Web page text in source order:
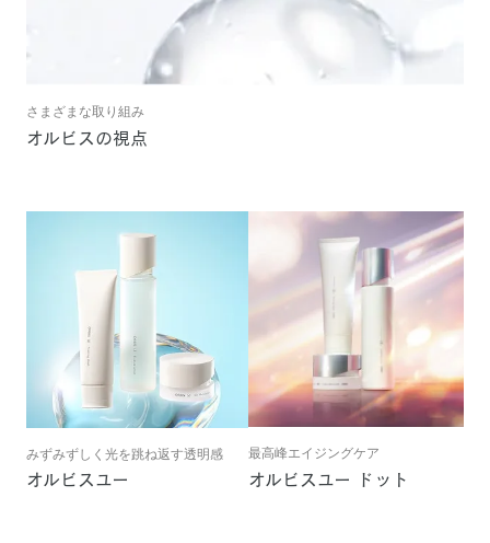
さまざまな取り組み
オルビスの視点
みずみずしく光を跳ね返す透明感
オルビスユー
最高峰エイジングケア
オルビスユー ドット